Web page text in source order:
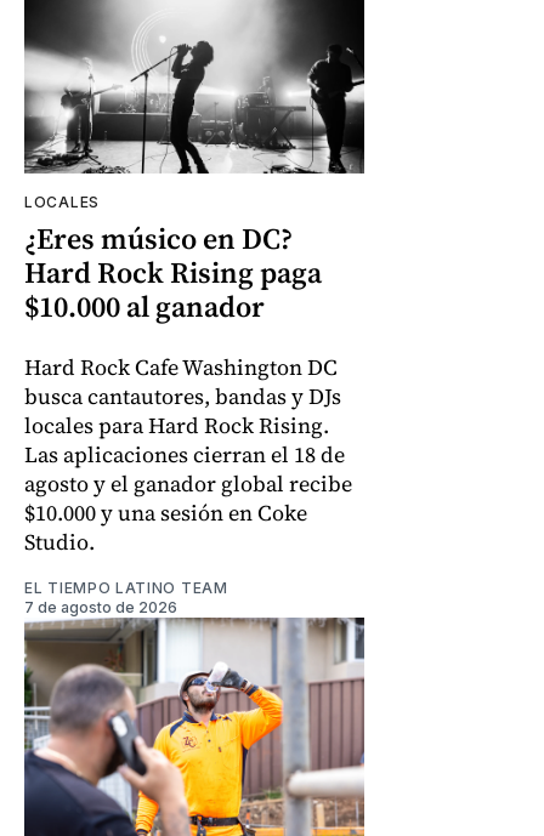
LOCALES
¿Eres músico en DC?
Hard Rock Rising paga
$10.000 al ganador
Hard Rock Cafe Washington DC
busca cantautores, bandas y DJs
locales para Hard Rock Rising.
Las aplicaciones cierran el 18 de
agosto y el ganador global recibe
$10.000 y una sesión en Coke
Studio.
EL TIEMPO LATINO TEAM
7 de agosto de 2026